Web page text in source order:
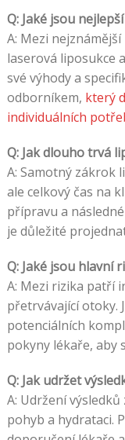
Q: Jaké jsou
A: Mezi
laserová liposukce
své výhody a
odborníkem, který
individuálních
Q: Jak dlouho trvá
A: Samotný zákrok
ale celkový čas na
přípravu a
je důležité
Q: Jaké jsou hlavní
A: Mezi rizika patří
přetrvávající otoky.
potenciálních
pokyny lékaře, aby
Q: Jak udržet
A: Udržení
pohyb a hydrataci.